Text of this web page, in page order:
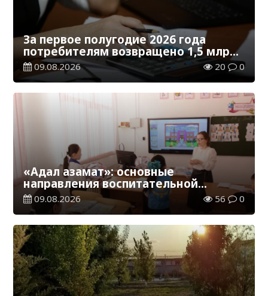
За первое полугодие 2026 года
потребителям возвращено 1,5 млрд
тенге
09.08.2026 20 0
«Адал азамат»: основные
направления воспитательной
работы в новом учебном году
09.08.2026 56 0